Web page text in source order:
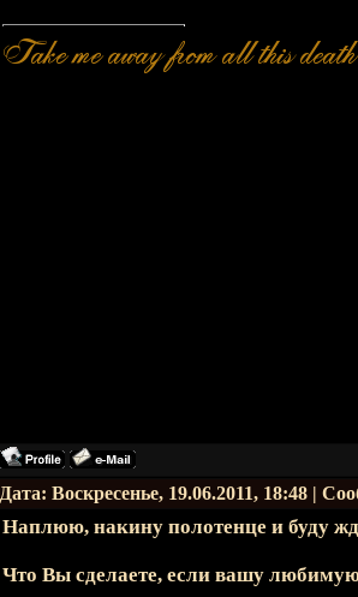
Дата: Воскресенье, 19.06.2011, 18:48 |
Наплюю, накину полотенце и буду
Что Вы сделаете, если вашу любимую